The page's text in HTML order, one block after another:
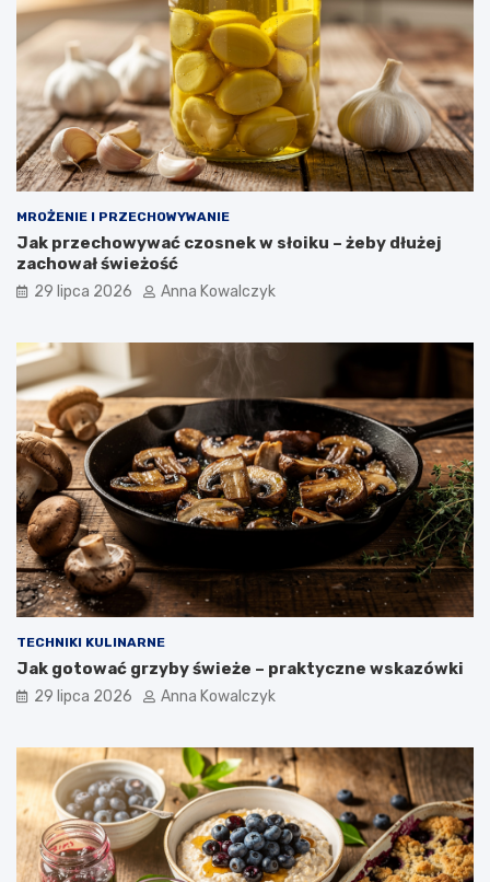
MROŻENIE I PRZECHOWYWANIE
Jak przechowywać czosnek w słoiku – żeby dłużej
zachował świeżość
29 lipca 2026 Anna Kowalczyk
TECHNIKI KULINARNE
Jak gotować grzyby świeże – praktyczne wskazówki
29 lipca 2026 Anna Kowalczyk